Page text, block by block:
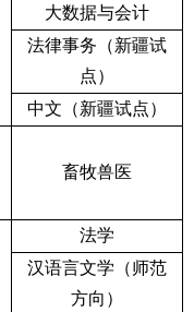
大数据与会计
法律事务（新疆试
点）
中文（新疆试点）
畜牧兽医
法学
汉语言文学（师范
方向）